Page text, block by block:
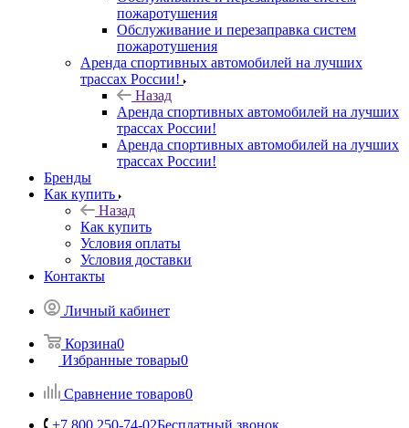
пожаротушения
Обслуживание и перезаправка систем
пожаротушения
Аренда спортивных автомобилей на лучших
трассах России!
Назад
Аренда спортивных автомобилей на лучших
трассах России!
Аренда спортивных автомобилей на лучших
трассах России!
Бренды
Как купить
Назад
Как купить
Условия оплаты
Условия доставки
Контакты
Личный кабинет
Корзина0
Избранные товары0
Сравнение товаров0
+7 800 250-74-02Бесплатный звонок